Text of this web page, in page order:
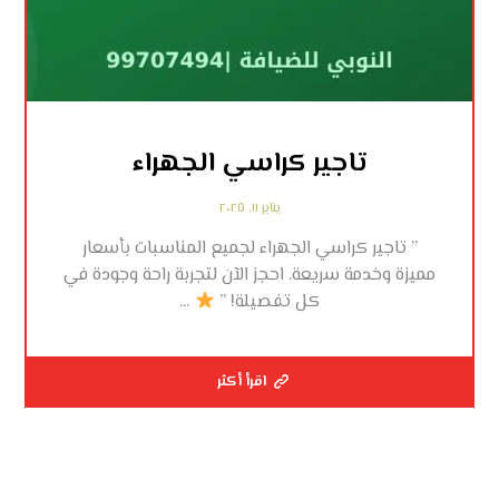
تاجير كراسي الجهراء
يناير ١١, ٢٠٢٥
” تاجير كراسي الجهراء لجميع المناسبات بأسعار
مميزة وخدمة سريعة. احجز الآن لتجربة راحة وجودة في
كل تفصيلة! ”
...
اقرأ أكثر